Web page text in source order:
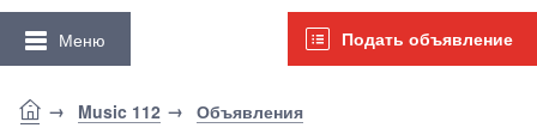
Подать объявление
Меню
Music 112 Объявления